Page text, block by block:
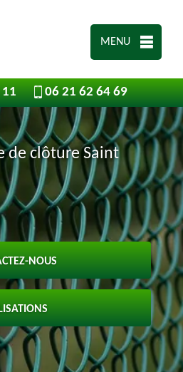
MENU
06 21 62 64 69
de clôture Saint
NOUS